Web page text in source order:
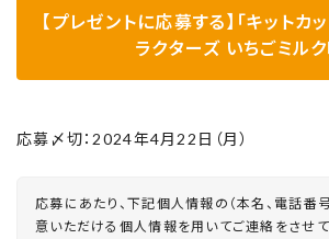
【プレゼントに応募する】「キットカ
ラクターズ いちごミルク
応募〆切：2024年4月22日（月）
応募にあたり、下記個人情報の（本名、電話番
意いただける個人情報を用いてご連絡をさせて